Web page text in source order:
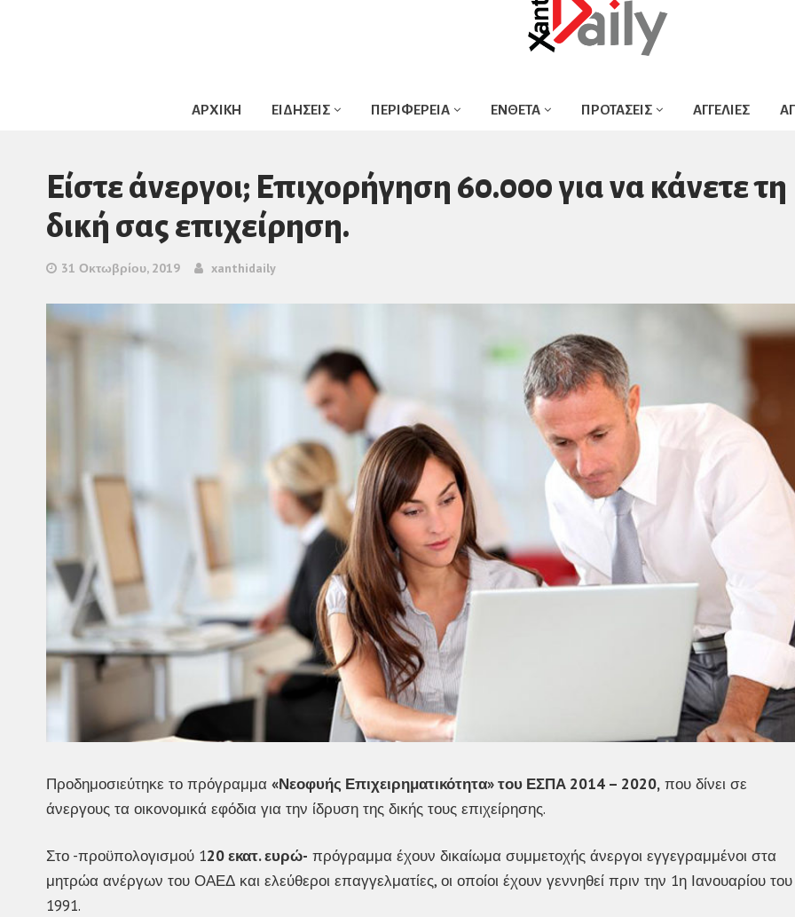
ΑΡΧΙΚΗ ΕΙΔΗΣΕΙΣ ΠΕΡΙΦΕΡΕΙΑ ΕΝΘΕΤΑ ΠΡΟΤΑΣΕΙΣ ΑΓΓΕΛΙΕΣ
Είστε άνεργοι; Επιχορήγηση 60.000 για να κάνετε τη
δική σας επιχείρηση.
31 Οκτωβρίου, 2019 xanthidaily
Προδημοσιεύτηκε το πρόγραμμα «Νεοφυής Επιχειρηματικότητα» του ΕΣΠΑ 2014 – 2020, που δίνει σε
άνεργους τα οικονομικά εφόδια για την ίδρυση της δικής τους επιχείρησης.
Στο -προϋπολογισμού 120 εκατ. ευρώ- πρόγραμμα έχουν δικαίωμα συμμετοχής άνεργοι εγγεγραμμένοι στα
μητρώα ανέργων του ΟΑΕΔ και ελεύθεροι επαγγελματίες, οι οποίοι έχουν γεννηθεί πριν την 1η Ιανουαρίου του
1991.